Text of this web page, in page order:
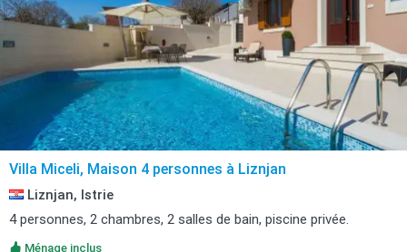
Villa Miceli, Maison 4 personnes à Liznjan
Liznjan, Istrie
4 personnes, 2 chambres, 2 salles de bain, piscine privée.
Ménage inclus